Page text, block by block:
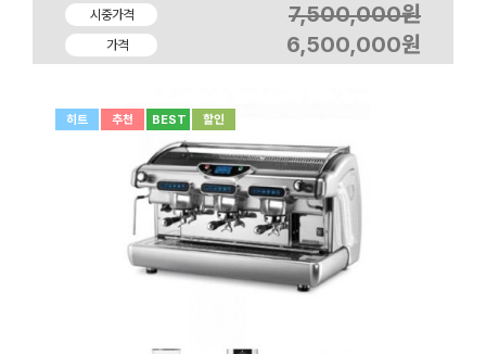
시중가격 7,500,000원
가격 6,500,000원
히트 추천 BEST 할인